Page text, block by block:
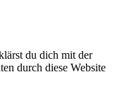
du dich mit der
durch diese Website